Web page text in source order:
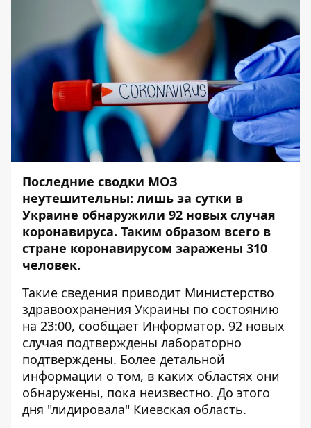
Последние сводки МОЗ
неутешительны: лишь за сутки в
Украине обнаружили 92 новых случая
коронавируса. Таким образом всего в
стране коронавирусом заражены 310
человек.
Такие сведения приводит Министерство
здравоохранения Украины по состоянию
на 23:00, сообщает Информатор. 92 новых
случая подтверждены лабораторно
подтверждены. Более детальной
информации о том, в каких областях они
обнаружены, пока неизвестно. До этого
дня "лидировала" Киевская область.